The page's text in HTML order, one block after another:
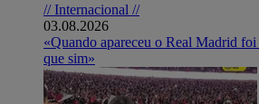
// Internacional //
03.08.2026
«Quando apareceu o Real Madrid
que sim»